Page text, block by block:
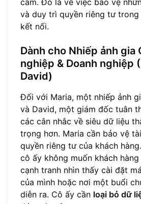
và duy trì quyền riêng tư
kết nối.
Dành cho Nhiếp ảnh gia
nghiệp & Doanh nghiệp
David)
Đối với Maria, một nhiếp ảnh
và David, một giám đốc tuân
các cân nhắc về siêu dữ liệu
trọng hơn. Maria cần bảo vệ
quyền riêng tư của khách
cô ấy không muốn khách
cạnh tranh nhìn thấy cài đặt
của mình hoặc nơi một buổi
diễn ra. Cô ấy cần loại bỏ dữ